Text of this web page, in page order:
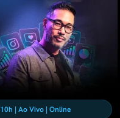
10h | Ao Vivo | Online